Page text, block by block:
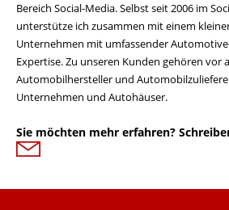
Bereich Social-Media. Selbst seit 2006 im
unterstütze ich zusammen mit einem
Unternehmen mit umfassender
Expertise. Zu unseren Kunden gehören vor
Automobilhersteller und
Unternehmen und Autohäuser.
Sie möchten mehr erfahren?